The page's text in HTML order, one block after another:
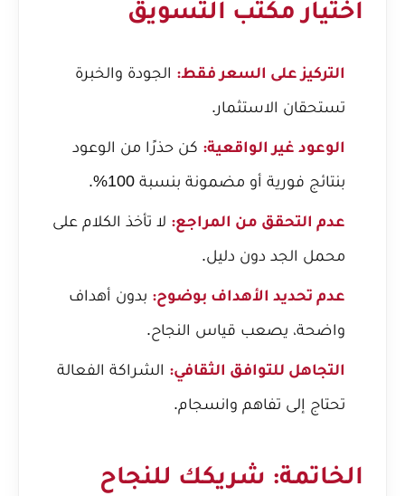
اختيار مكتب التسويق
التركيز على السعر فقط: الجودة والخبرة
تستحقان الاستثمار.
الوعود غير الواقعية: كن حذرًا من الوعود
بنتائج فورية أو مضمونة بنسبة 100%.
عدم التحقق من المراجع: لا تأخذ الكلام على
محمل الجد دون دليل.
عدم تحديد الأهداف بوضوح: بدون أهداف
واضحة، يصعب قياس النجاح.
التجاهل للتوافق الثقافي: الشراكة الفعالة
تحتاج إلى تفاهم وانسجام.
الخاتمة: شريكك للنجاح